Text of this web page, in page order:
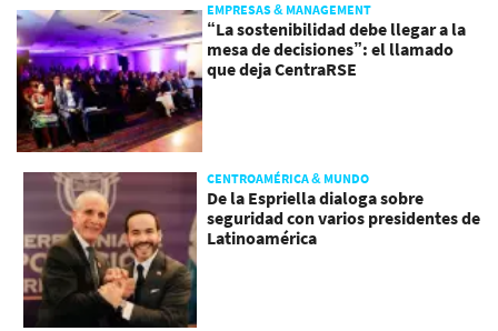
EMPRESAS & MANAGEMENT
“La sostenibilidad debe llegar a la
mesa de decisiones”: el llamado
que deja CentraRSE
CENTROAMÉRICA & MUNDO
De la Espriella dialoga sobre
seguridad con varios presidentes de
Latinoamérica